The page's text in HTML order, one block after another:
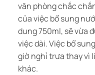
văn phòng chắc
của việc bổ sung
dung 750ml, sẽ vừa
việc dài. Việc bổ
giờ nghỉ trưa thay vì
khác.